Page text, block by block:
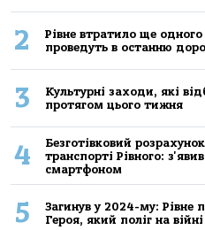
2
Рівне втратило ще
проведуть в останню
3
Культурні заходи, які
протягом цього тижня
4
Безготівковий
транспорті Рівного:
смартфоном
5
Загинув у 2024-му: Рівне
Героя, який поліг на війні